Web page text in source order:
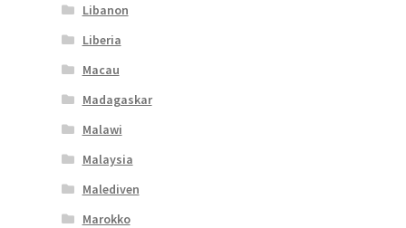
Libanon
Liberia
Macau
Madagaskar
Malawi
Malaysia
Malediven
Marokko